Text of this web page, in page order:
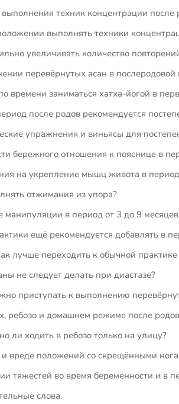
техник концентрации после
выполнять техники
увеличивать количество
перевёрнутых асан в послеродовой
времени заниматься хатха-йогой в
после родов рекомендуется
упражнения и виньясы для
бережного отношения к пояснице в
на укрепление мышц живота в период
отжимания из упора?
в период от 3 до 9 месяцев
ещё рекомендуется добавлять в
лучше переходить к обычной практике
не следует делать при диастазе?
приступать к выполнению
ребозо и домашнем режиме после
ли ходить в ребозо только на улицу?
вреде положений со скрещёнными
тяжестей во время беременности и в
слова.